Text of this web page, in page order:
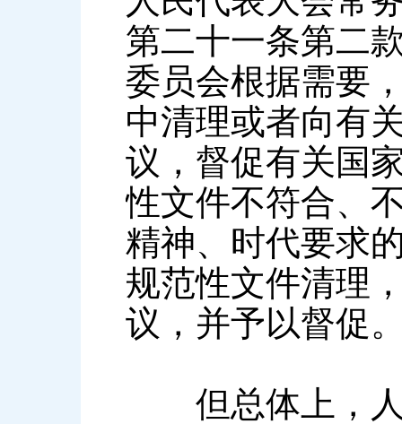
第二十一条第二
委员会根据需要
中清理或者向有
议，督促有关国
性文件不符合、
精神、时代要求
规范性文件清理
议，并予以督促
但总体上，人